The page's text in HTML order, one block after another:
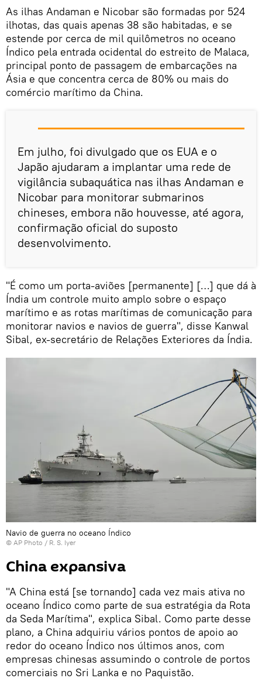
As ilhas Andaman e Nicobar são formadas por 524
ilhotas, das quais apenas 38 são habitadas, e se
estende por cerca de mil quilômetros no oceano
Índico pela entrada ocidental do estreito de Malaca,
principal ponto de passagem de embarcações na
Ásia e que concentra cerca de 80% ou mais do
comércio marítimo da China.
Em julho, foi divulgado que os EUA e o
Japão ajudaram a implantar uma rede de
vigilância subaquática nas ilhas Andaman e
Nicobar para monitorar submarinos
chineses, embora não houvesse, até agora,
confirmação oficial do suposto
desenvolvimento.
"É como um porta-aviões [permanente] […] que dá à
Índia um controle muito amplo sobre o espaço
marítimo e as rotas marítimas de comunicação para
monitorar navios e navios de guerra", disse Kanwal
Sibal, ex-secretário de Relações Exteriores da Índia.
Navio de guerra no oceano Índico
© AP Photo / R. S. Iyer
China expansiva
"A China está [se tornando] cada vez mais ativa no
oceano Índico como parte de sua estratégia da Rota
da Seda Marítima", explica Sibal. Como parte desse
plano, a China adquiriu vários pontos de apoio ao
redor do oceano Índico nos últimos anos, com
empresas chinesas assumindo o controle de portos
comerciais no Sri Lanka e no Paquistão.